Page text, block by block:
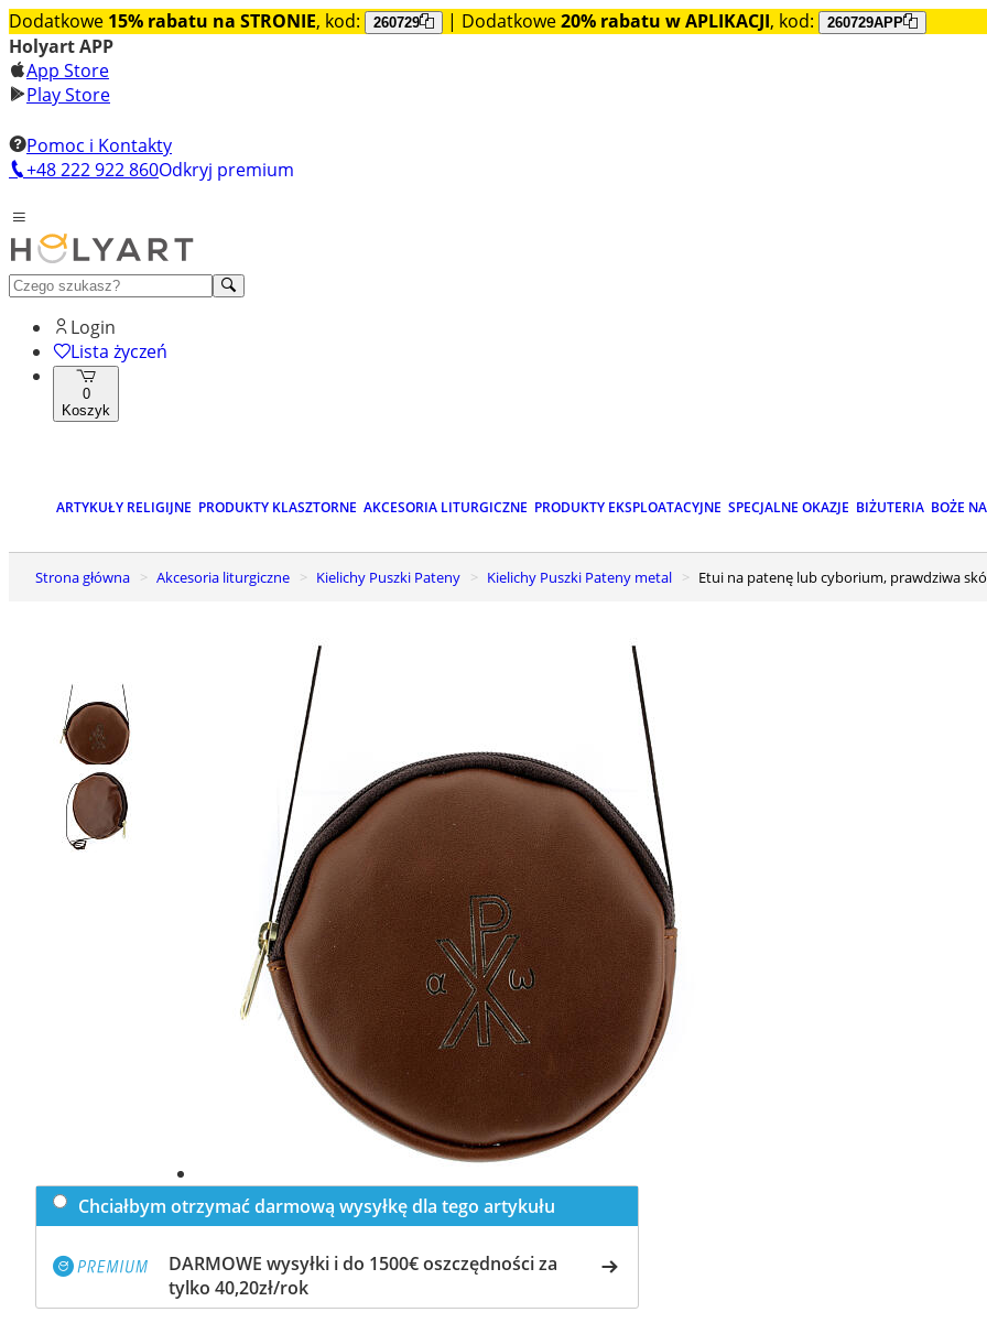
Dodatkowe 15% rabatu na STRONIE, kod: 260729 | Dodatkowe20% rabatu w APLIKACJI, kod: 260729APP
Holyart APP
App Store
Play Store
Pomoc i Kontakty
+48 222 922 860Odkryj premium
Login
Lista życzeń
0
Koszyk
ARTYKUŁY RELIGIJNE PRODUKTY KLASZTORNE AKCESORIA LITURGICZNE PRODUKTY EKSPLOATACYJNE SPECJALNE OKAZJE BIŻUTERIA BOŻE
Strona główna Akcesoria liturgiczne Kielichy Puszki Pateny Kielichy Puszki Pateny metal Etui na patenę lub cyborium, prawdziwa
Chciałbym otrzymać darmową wysyłkę dla tego artykułu
DARMOWE wysyłki i do 1500€ oszczędności za
tylko 40,20zł/rok